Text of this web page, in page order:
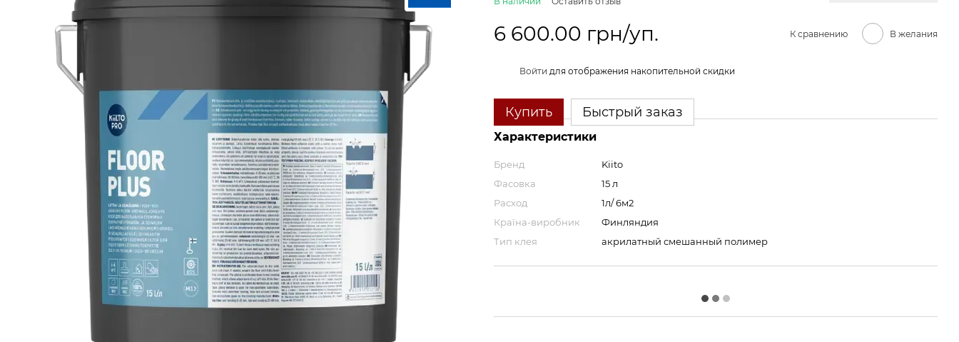
6 600.00 грн/уп. К сравнению В желания
Войти для отображения накопительной скидки
Купить Быстрый заказ
Характеристики
Бренд
Kiito
Фасовка
15 л
Расход
1л/ 6м2
Країна-виробник
Финляндия
Тип клея
акрилатный смешанный полимер